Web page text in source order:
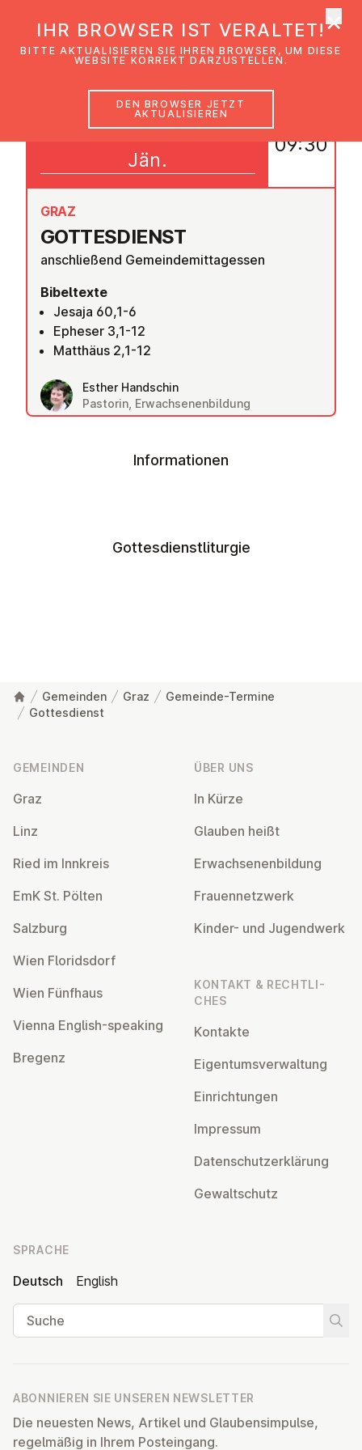
GOT­TES­DIENST
GRAZ
anschließend Gemeindemittagessen
Bibeltexte
Jesaja 60,1-6
Epheser 3,1-12
Matthäus 2,1-12
Esther Handschin
Pastorin, Erwachsenenbildung
04
Jän.
09:30
Informationen
Gottesdienstliturgie
Gemeinden Graz
Gemeinde-Termine
Gottesdienst
GEMEINDEN
Graz
Linz
Ried im Innkreis
EmK St. Pölten
Salzburg
Wien Flo­rids­dorf
Wien Fünfhaus
Vienna English-speaking
Bregenz
ÜBER UNS
In Kürze
Glauben heißt
Er­wach­se­nen­bil­dung
Frau­en­netz­werk
Kinder- und Ju­gend­werk
KONTAKT & RECHT­LI­
CHES
Kontakte
Ei­gen­tums­ver­wal­tung
Ein­rich­tun­gen
Impressum
Da­ten­schutz­er­klä­rung
Ge­walt­schutz
SPRACHE
Deutsch
English
Suche
ABONNIEREN SIE UNSEREN NEWSLETTER
Die neuesten News, Artikel und Glaubensimpulse,
regelmäßig in Ihrem Posteingang.
IHR BROWSER IST VERALTET!
BITTE AKTUALISIEREN SIE IHREN BROWSER, UM DIESE
WEBSITE KORREKT DARZUSTELLEN.
DEN BROWSER JETZT
AKTUALISIEREN
×